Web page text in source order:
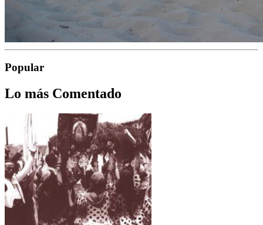
Popular
Lo más Comentado